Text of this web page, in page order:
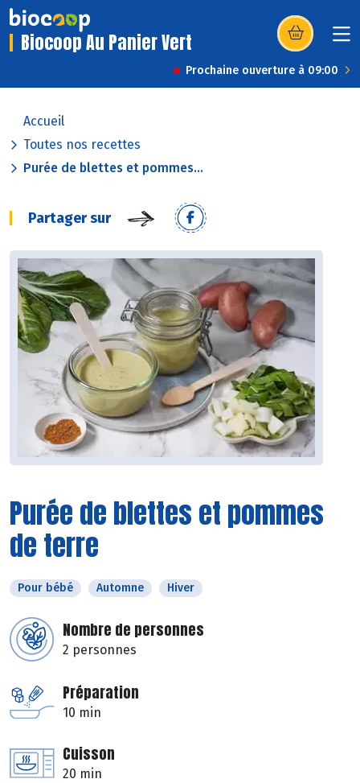
Biocoop Au Panier Vert (s’ouvre dans
Prochaine ouverture à 09:00
Accueil
Toutes nos recettes
Purée de blettes et pommes...
Partager sur
Purée de blettes et pommes
de terre
Pour bébé Automne Hiver
Nombre de personnes
2 personnes
Préparation
10 min
Cuisson
20 min